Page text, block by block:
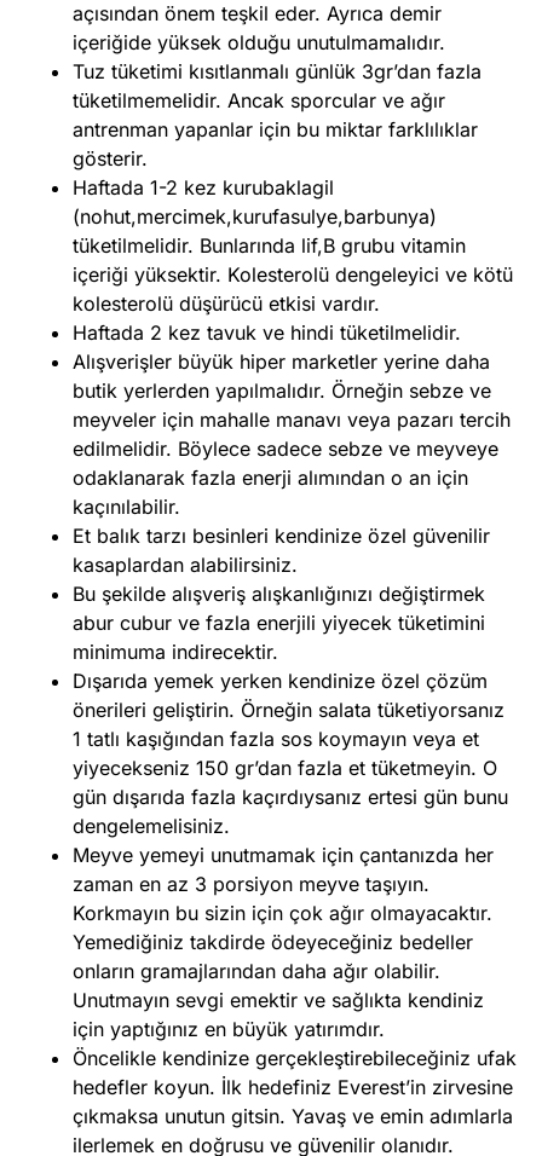
açısından önem teşkil eder. Ayrıca demir
içeriğide yüksek olduğu unutulmamalıdır.
Tuz tüketimi kısıtlanmalı günlük 3gr’dan fazla
tüketilmemelidir. Ancak sporcular ve ağır
antrenman yapanlar için bu miktar farklılıklar
gösterir.
Haftada 1-2 kez kurubaklagil
(nohut,mercimek,kurufasulye,barbunya)
tüketilmelidir. Bunlarında lif,B grubu vitamin
içeriği yüksektir. Kolesterolü dengeleyici ve kötü
kolesterolü düşürücü etkisi vardır.
Haftada 2 kez tavuk ve hindi tüketilmelidir.
Alışverişler büyük hiper marketler yerine daha
butik yerlerden yapılmalıdır. Örneğin sebze ve
meyveler için mahalle manavı veya pazarı tercih
edilmelidir. Böylece sadece sebze ve meyveye
odaklanarak fazla enerji alımından o an için
kaçınılabilir.
Et balık tarzı besinleri kendinize özel güvenilir
kasaplardan alabilirsiniz.
Bu şekilde alışveriş alışkanlığınızı değiştirmek
abur cubur ve fazla enerjili yiyecek tüketimini
minimuma indirecektir.
Dışarıda yemek yerken kendinize özel çözüm
önerileri geliştirin. Örneğin salata tüketiyorsanız
1 tatlı kaşığından fazla sos koymayın veya et
yiyecekseniz 150 gr’dan fazla et tüketmeyin. O
gün dışarıda fazla kaçırdıysanız ertesi gün bunu
dengelemelisiniz.
Meyve yemeyi unutmamak için çantanızda her
zaman en az 3 porsiyon meyve taşıyın.
Korkmayın bu sizin için çok ağır olmayacaktır.
Yemediğiniz takdirde ödeyeceğiniz bedeller
onların gramajlarından daha ağır olabilir.
Unutmayın sevgi emektir ve sağlıkta kendiniz
için yaptığınız en büyük yatırımdır.
Öncelikle kendinize gerçekleştirebileceğiniz ufak
hedefler koyun. İlk hedefiniz Everest’in zirvesine
çıkmaksa unutun gitsin. Yavaş ve emin adımlarla
ilerlemek en doğrusu ve güvenilir olanıdır.